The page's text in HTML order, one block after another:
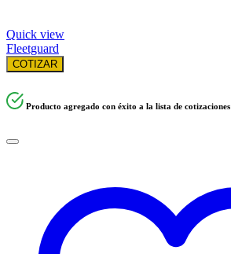
Quick view
Fleetguard
COTIZAR
Producto agregado con éxito a la lista de cotizaciones